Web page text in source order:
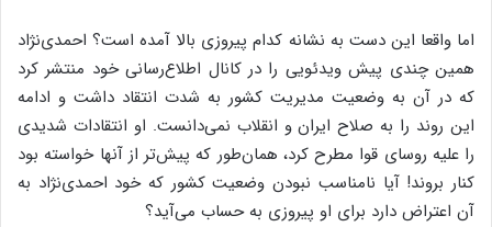
اما واقعا این دست به نشانه کدام پیروزی بالا آمده است؟ احمدی‌نژاد
همین چندی پیش ویدئویی را در کانال اطلاع‌رسانی خود منتشر کرد
که در آن به وضعیت مدیریت کشور به شدت انتقاد داشت و ادامه
این روند را به صلاح ایران و انقلاب نمی‌دانست. او انتقادات شدیدی
را علیه روسای قوا مطرح کرد، همان‌طور که پیش‌تر از آنها خواسته بود
کنار بروند! آیا نامناسب نبودن وضعیت کشور که خود احمدی‌نژاد به
آن اعتراض دارد برای او پیروزی به حساب می‌آید؟